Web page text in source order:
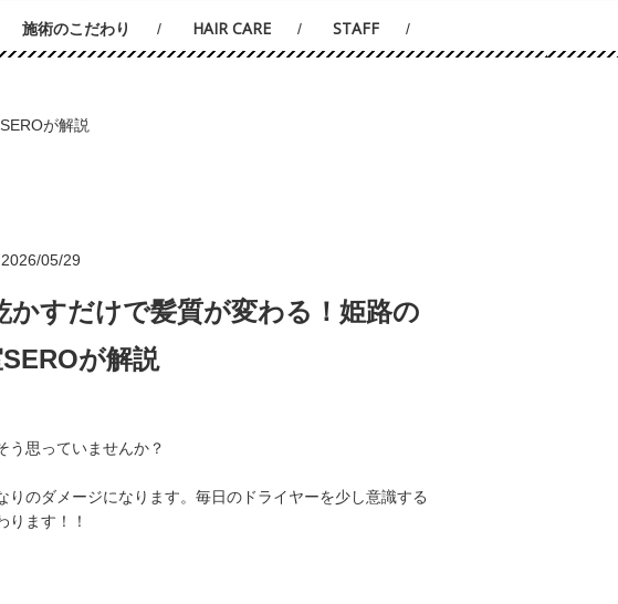
施術のこだわり HAIR CARE STAFF
が解説
2026/05/29
かすだけで髪質が変わる！姫路の
が解説
う思っていませんか？
のダメージになります。毎日のドライヤーを少し意識する
ります！！